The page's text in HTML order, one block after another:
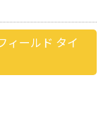
ィールド タイ